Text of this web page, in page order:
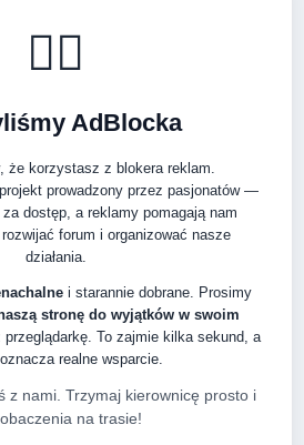
🚴‍♂️
AdBlocka
że korzystasz z blokera reklam.
prowadzony przez pasjonatów —
za dostęp, a reklamy pomagają nam
forum i organizować nasze
działania.
i starannie dobrane. Prosimy
stronę do wyjątków w swoim
przeglądarkę. To zajmie kilka sekund, a
realne wsparcie.
z nami. Trzymaj kierownicę prosto i
na trasie!